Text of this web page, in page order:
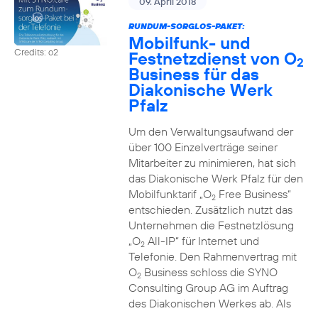
Credits: o2
RUNDUM-SORGLOS-PAKET:
Mobilfunk- und
Festnetzdienst von O2
Business für das
Diakonische Werk
Pfalz
Um den Verwaltungsaufwand der
über 100 Einzelverträge seiner
Mitarbeiter zu minimieren, hat sich
das Diakonische Werk Pfalz für den
Mobilfunktarif „O2Free Business“
entschieden. Zusätzlich nutzt das
Unternehmen die Festnetzlösung
„O2All-IP“ für Internet und
Telefonie. Den Rahmenvertrag mit
O2Business schloss die SYNO
Consulting Group AG im Auftrag
des Diakonischen Werkes ab. Als